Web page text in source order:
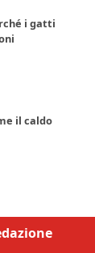
i gatti
il caldo